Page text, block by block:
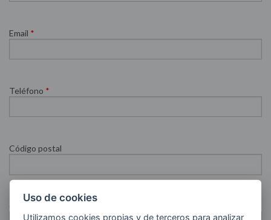
Email *
Teléfono *
Código postal
Uso de cookies
Utilizamos cookies propias y de terceros para analizar